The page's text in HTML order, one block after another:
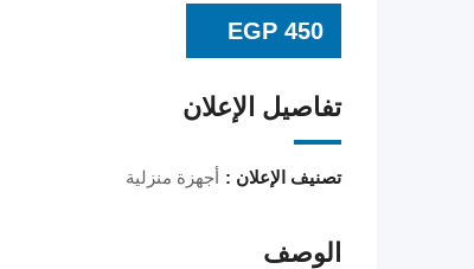
EGP 450
تفاصيل الإعلان
تصنيف الإعلان : أجهزة منزلية
الوصف